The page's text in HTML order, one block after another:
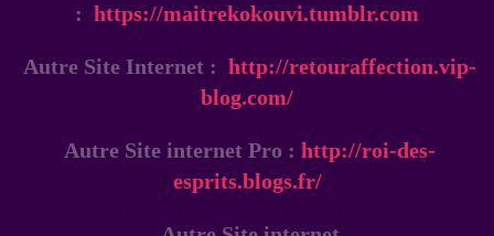
: https://maitrekokouvi.tumblr.com
Autre Site Internet : http://retouraffection.vip-
blog.com/
Autre Site internet Pro : http://roi-des-
esprits.blogs.fr/